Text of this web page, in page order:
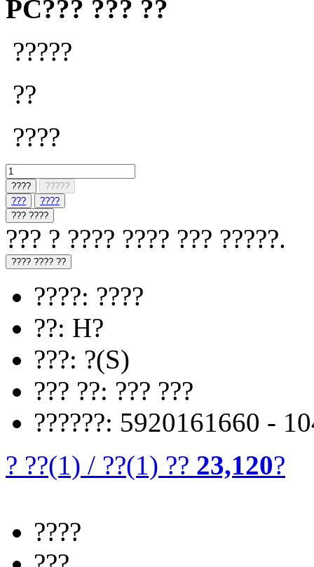
PC??? ??? ??
?????
??
????
????
?????
???
????
??? ????
??? ? ???? ???? ??? ?????.
???? ???? ??
????: ????
??: H?
???: ?(S)
??? ??: ??? ???
??????: 5920161660 -
? ??(1) / ??(1) ?? 23,120?
????